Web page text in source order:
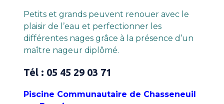
Petits et grands peuvent renouer avec le
plaisir de l’eau et perfectionner les
différentes nages grâce à la présence d’un
maître nageur diplômé.
Tél : 05 45 29 03 71
Piscine Communautaire de Chasseneuil